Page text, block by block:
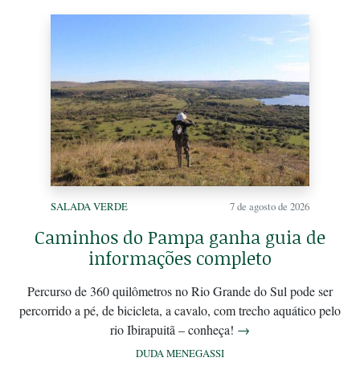
SALADA VERDE 7 de agosto de 2026
Caminhos do Pampa ganha guia de
informações completo
Percurso de 360 quilômetros no Rio Grande do Sul pode ser
percorrido a pé, de bicicleta, a cavalo, com trecho aquático pelo
rio Ibirapuitã – conheça! →
DUDA MENEGASSI